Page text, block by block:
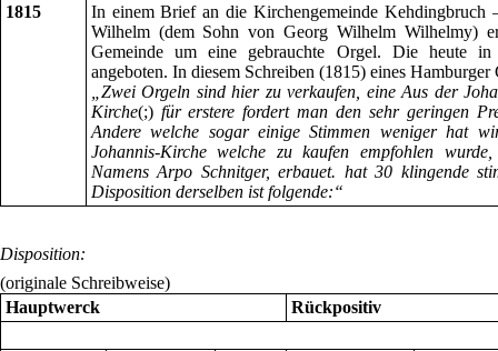
1815
In einem Brief an die Kirchengemeinde
Wilhelm (dem Sohn von Georg Wilhelm Wilhelmy)
Gemeinde um eine gebrauchte Orgel. Die heute in
angeboten. In diesem Schreiben (1815) eines Hamburger
„Zwei Orgeln sind hier zu verkaufen, eine Aus der
Kirche(;)für erstere fordert man den sehr geringen
Andere welche sogar einige Stimmen weniger hat
Johannis-Kirche welche zu kaufen empfohlen
Namens Arpo Schnitger, erbauet. hat 30 klingende
Disposition derselben ist folgende:“
Disposition:
(originale Schreibweise)
Hauptwerck
Rückpositiv